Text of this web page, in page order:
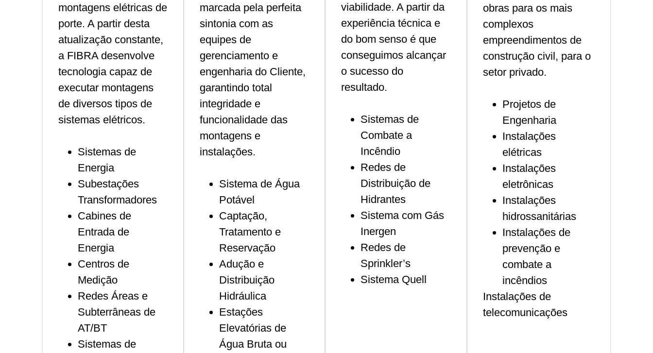
montagens elétricas de
porte. A partir desta
atualização constante,
a FIBRA desenvolve
tecnologia capaz de
executar montagens
de diversos tipos de
sistemas elétricos.
Sistemas de
Energia
Subestações
Transformadores
Cabines de
Entrada de
Energia
Centros de
Medição
Redes Áreas e
Subterrâneas de
AT/BT
Sistemas de
marcada pela perfeita
sintonia com as
equipes de
gerenciamento e
engenharia do Cliente,
garantindo total
integridade e
funcionalidade das
montagens e
instalações.
Sistema de Água
Potável
Captação,
Tratamento e
Reservação
Adução e
Distribuição
Hidráulica
Estações
Elevatórias de
Água Bruta ou
viabilidade. A partir da
experiência técnica e
do bom senso é que
conseguimos alcançar
o sucesso do
resultado.
Sistemas de
Combate a
Incêndio
Redes de
Distribuição de
Hidrantes
Sistema com Gás
Inergen
Redes de
Sprinkler’s
Sistema Quell
obras para os mais
complexos
empreendimentos de
construção civil, para o
setor privado.
Projetos de
Engenharia
Instalações
elétricas
Instalações
eletrônicas
Instalações
hidrossanitárias
Instalações de
prevenção e
combate a
incêndios
Instalações de
telecomunicações